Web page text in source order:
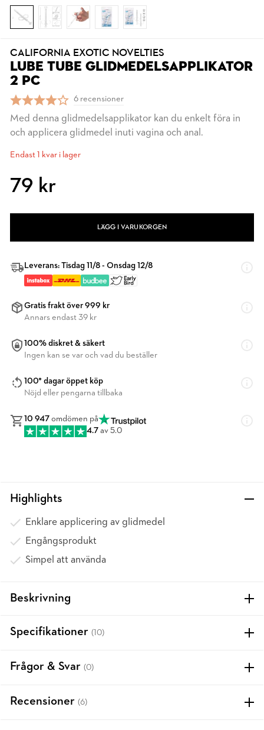
CALIFORNIA EXOTIC NOVELTIES
LUBE TUBE GLIDMEDELSAPPLIKATOR
2 PC
6 recensioner
Med denna glidmedelsapplikator kan du enkelt föra in
och applicera glidmedel inuti vagina och anal.
Endast 1 kvar i lager
79 kr
LÄGG I VARUKORGEN
Leverans: Tisdag 11/8 - Onsdag 12/8
Gratis frakt över 999 kr
Annars endast 39 kr
100% diskret & säkert
Ingen kan se var och vad du beställer
100* dagar öppet köp
Nöjd eller pengarna tillbaka
10 947 omdömen på
4.7 av 5.0
Highlights
Enklare applicering av glidmedel
Engångsprodukt
Simpel att använda
Beskrivning
Specifikationer (10)
Frågor & Svar (0)
Recensioner (6)